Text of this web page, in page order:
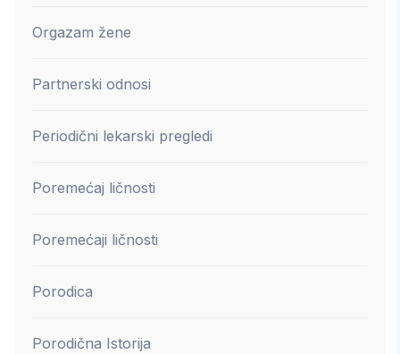
Orgazam žene
Partnerski odnosi
Periodični lekarski pregledi
Poremećaj ličnosti
Poremećaji ličnosti
Porodica
Porodična Istorija